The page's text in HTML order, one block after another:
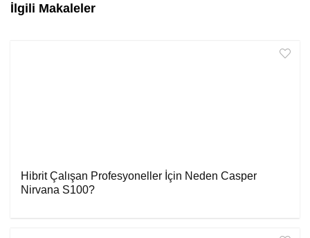
İlgili Makaleler
Hibrit Çalışan Profesyoneller İçin Neden Casper
Nirvana S100?